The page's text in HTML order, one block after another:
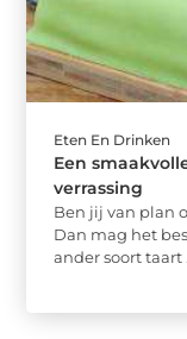
Eten En Drinken
Een
verrassing
Ben jij van plan
Dan mag het
ander soort taart